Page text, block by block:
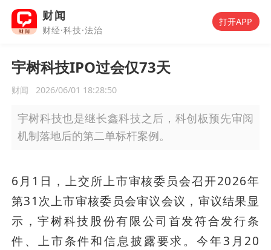
财闻
财经·科技·法治
打开APP
宇树科技IPO过会仅73天
财闻 2026/06/01 18:28:50
宇树科技也是继长鑫科技之后，科创板预先审阅
机制落地后的第二单标杆案例。
6月1日，上交所上市审核委员会召开2026年
第31次上市审核委员会审议会议，审议结果显
示，宇树科技股份有限公司首发符合发行条
件、上市条件和信息披露要求。今年3月20